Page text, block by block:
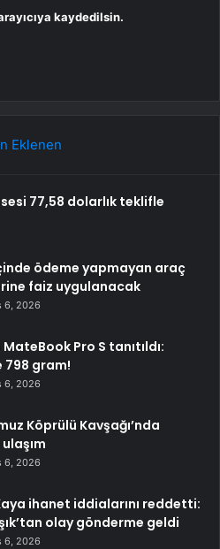
kaydedilsin.
Eklenen
77,58 dolarlık teklifle
ödeme yapmayan araç
faiz uygulanacak
6, 2026
Pro S tanıtıldı:
798 gram!
6, 2026
Köprülü Kavşağı’nda
6, 2026
ihanet iddialarını reddetti:
olay gönderme geldi
6, 2026